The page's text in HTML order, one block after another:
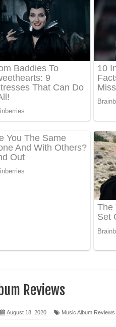
පද පෙළ
Reviews
August 18, 2020 Music Album Reviews